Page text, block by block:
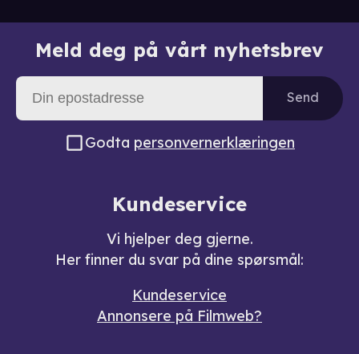
Meld deg på vårt nyhetsbrev
Send
Godta personvernerklæringen
Kundeservice
Vi hjelper deg gjerne.
Her finner du svar på dine spørsmål:
Kundeservice
Annonsere på Filmweb?